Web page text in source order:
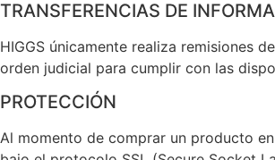
TRANSFERENCIAS DE
HIGGS únicamente realiza remisiones
orden judicial para cumplir con las
PROTECCIÓN
Al momento de comprar un producto